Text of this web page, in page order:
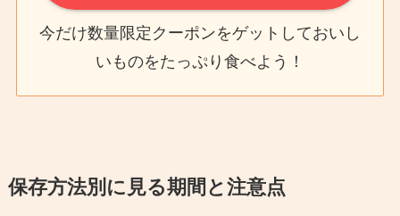
今だけ数量限定クーポンをゲットしておいし
いものをたっぷり食べよう！
保存方法別に見る期間と注意点